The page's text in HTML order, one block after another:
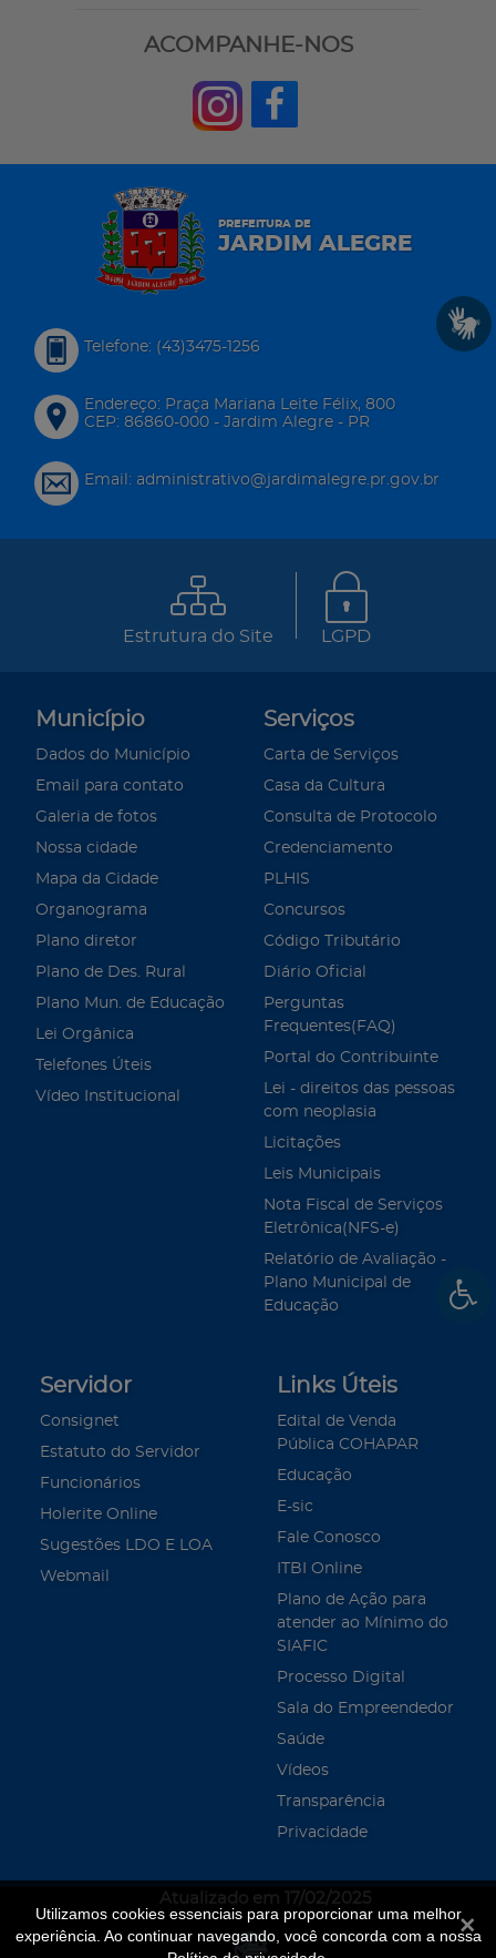
Utilizamos cookies essenciais para proporcionar uma melhor
experiência. Ao continuar navegando, você concorda com a nossa
ACOMPANHE-NOS
PREFEITURA DE
JARDIM ALEGRE
Telefone: (43)3475-1256
Endereço: Praça Mariana Leite Félix, 800
CEP: 86860-000 - Jardim Alegre - PR
Email: administrativo@jardimalegre.pr.gov.br
Estrutura do Site LGPD
Município
Dados do Município
Email para contato
Galeria de fotos
Nossa cidade
Mapa da Cidade
Organograma
Plano diretor
Plano de Des. Rural
Plano Mun. de Educação
Lei Orgânica
Telefones Úteis
Vídeo Institucional
Serviços
Carta de Serviços
Casa da Cultura
Consulta de Protocolo
Credenciamento
PLHIS
Concursos
Código Tributário
Diário Oficial
Perguntas
Frequentes(FAQ)
Portal do Contribuinte
Lei - direitos das pessoas
com neoplasia
Licitações
Leis Municipais
Nota Fiscal de Serviços
Eletrônica(NFS-e)
Relatório de Avaliação -
Plano Municipal de
Educação
Servidor
Consignet
Estatuto do Servidor
Funcionários
Holerite Online
Sugestões LDO E LOA
Webmail
Links Úteis
Edital de Venda
Pública COHAPAR
Educação
E-sic
Fale Conosco
ITBI Online
Plano de Ação para
atender ao Mínimo do
SIAFIC
Processo Digital
Sala do Empreendedor
Saúde
Vídeos
Transparência
Privacidade
Atualizado em 17/02/2025